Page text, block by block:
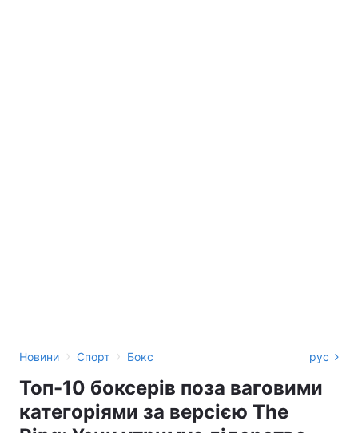
Новини › Спорт › Бокс рус
Топ-10 боксерів поза ваговими
категоріями за версією The